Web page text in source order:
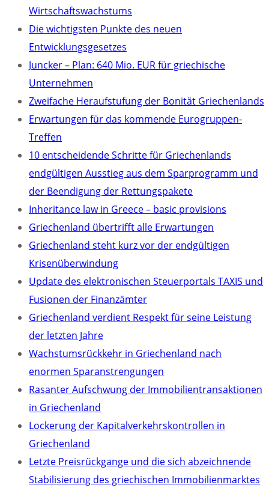
Wirtschaftswachstums
Die wichtigsten Punkte des neuen
Entwicklungsgesetzes
Juncker – Plan: 640 Mio. EUR für griechische
Unternehmen
Zweifache Heraufstufung der Bonität Griechenlands
Erwartungen für das kommende Eurogruppen-
Treffen
10 entscheidende Schritte für Griechenlands
endgültigen Ausstieg aus dem Sparprogramm und
der Beendigung der Rettungspakete
Inheritance law in Greece – basic provisions
Griechenland übertrifft alle Erwartungen
Griechenland steht kurz vor der endgültigen
Krisenüberwindung
Update des elektronischen Steuerportals TAXIS und
Fusionen der Finanzämter
Griechenland verdient Respekt für seine Leistung
der letzten Jahre
Wachstumsrückkehr in Griechenland nach
enormen Sparanstrengungen
Rasanter Aufschwung der Immobilientransaktionen
in Griechenland
Lockerung der Kapitalverkehrskontrollen in
Griechenland
Letzte Preisrückgange und die sich abzeichnende
Stabilisierung des griechischen Immobilienmarktes